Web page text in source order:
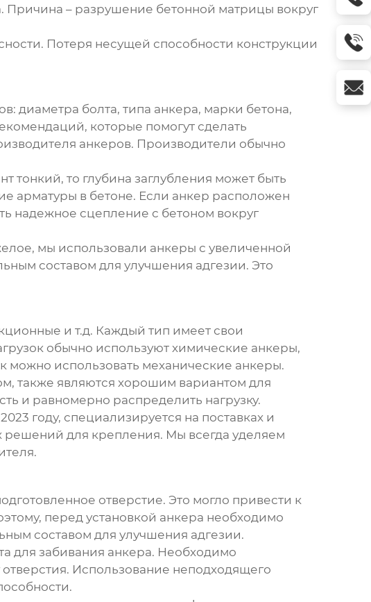
Причина – разрушение бетонной матрицы вокруг
Потеря несущей способности конструкции
диаметра болта, типа анкера, марки бетона,
которые помогут сделать
анкеров. Производители обычно
то глубина заглубления может быть
арматуры в бетоне. Если анкер расположен
надежное сцепление с бетоном вокруг
мы использовали анкеры с увеличенной
составом для улучшения адгезии. Это
и т.д. Каждый тип имеет свои
обычно используют химические анкеры,
можно использовать механические анкеры.
также являются хорошим вариантом для
и равномерно распределить нагрузку.
году, специализируется на поставках и
решений для крепления. Мы всегда уделяем
отверстие. Это могло привести к
перед установкой анкера необходимо
составом для улучшения адгезии.
для забивания анкера. Необходимо
Использование неподходящего